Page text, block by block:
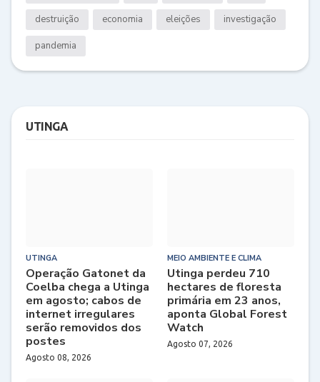
destruição economia eleições investigação
pandemia
UTINGA
UTINGA
Operação Gatonet da
Coelba chega a Utinga
em agosto; cabos de
internet irregulares
serão removidos dos
postes
Agosto 08, 2026
MEIO AMBIENTE E CLIMA
Utinga perdeu 710
hectares de floresta
primária em 23 anos,
aponta Global Forest
Watch
Agosto 07, 2026